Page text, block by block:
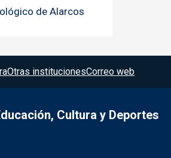
de Alarcos
Otras institucionesCorreo web
Cultura y Deportes